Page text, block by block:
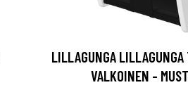
LILLAGUNGA
VALKOINEN -